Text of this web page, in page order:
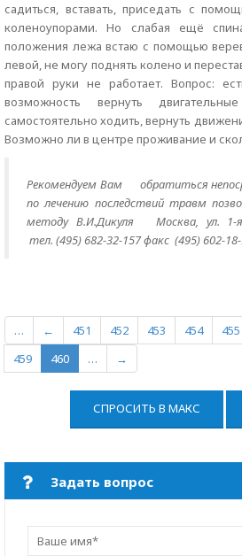
садиться, вставать, приседать с
коленоупорами. Но слабая ещё
положения лежа встаю с помощью
левой, не могу поднять колено и
правой руки не работает. Вопрос:
возможность вернуть
самостоятельно ходить, вернуть
Возможно ли в центре проживание и
Рекомендуем Вам обратиться
по лечению последствий травм
методу В.И.Дикуля Москва, ул. 1-
тел. (495) 682-32-157 факс (495) 602-
… ← 451 452 453 454 455
459
460 … →
СПРОСИТЬ В МАКС
Задать вопрос